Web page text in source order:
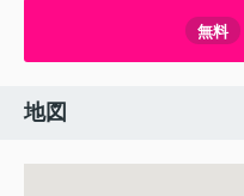
無料
地図